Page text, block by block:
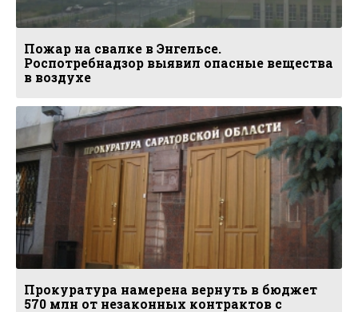
Пожар на свалке в Энгельсе.
Роспотребнадзор выявил опасные вещества
в воздухе
Прокуратура намерена вернуть в бюджет
570 млн от незаконных контрактов с